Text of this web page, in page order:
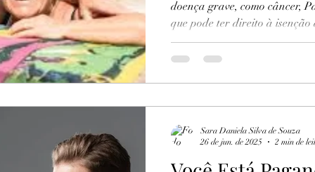
doença grave, como câncer,
que pode ter direito à
recuperar os valores pagos
brasileiros pagam impostos
Sara Daniela Silva de Souza
26 de jun. de 2025
2 min de